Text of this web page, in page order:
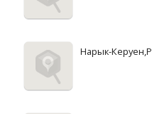
Нарык-